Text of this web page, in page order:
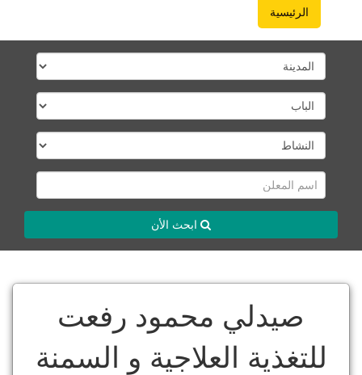
الرئيسية
ابحث الأن
صيدلي محمود رفعت
للتغذية العلاجية و السمنة